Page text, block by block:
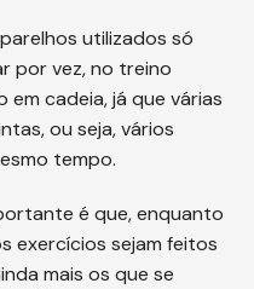
utilizados só
por vez, no treino
em cadeia, já que várias
ou seja, vários
tempo.
é que, enquanto
exercícios sejam feitos
mais os que se